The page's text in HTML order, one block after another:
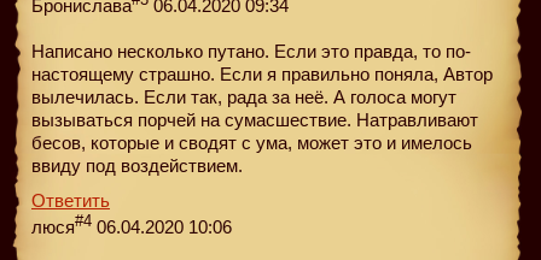
Бронислава
06.04.2020 09:34
Написано несколько путано. Если это правда, то по-
настоящему страшно. Если я правильно поняла, Автор
вылечилась. Если так, рада за неё. А голоса могут
вызываться порчей на сумасшествие. Натравливают
бесов, которые и сводят с ума, может это и имелось
ввиду под воздействием.
Ответить
люся#4 06.04.2020 10:06